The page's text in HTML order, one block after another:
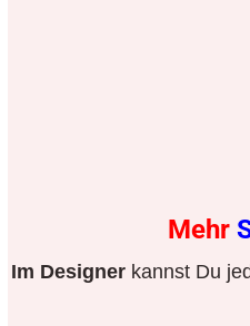
Mehr
Im Designer kannst Du